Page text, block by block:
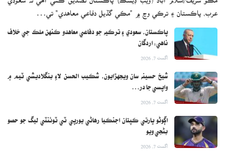
عرب، پاڪستان ۽ ترڪي وچ ۾ ”مڪي گڏيل دفاعي معاهدي“ تي…
پاڪستان، سعودي ۽ ترڪيه جو دفاعي معاهدو ڪنهن ملڪ جي خلاف
ناهي: اردگان
اگست 7, 2026
شيخ حسينه سان ويجهڙايون، شڪيب الحسن لاءِ بنگلاديشي ٽيم ۾
واپسي جا در…
اگست 7, 2026
اڳوڻو ڀارتي ڪپتان اجنڪيا رهاڻي يورپي ٽي ٽوئنٽي ليگ جو حصو
بڻجي ويو
اگست 7, 2026